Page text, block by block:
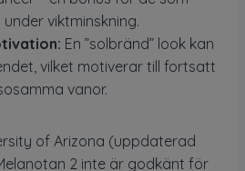
viktminskning.
En ”solbränd” look kan
vilket motiverar till fortsatt
vanor.
of Arizona (uppdaterad
2 inte är godkänt för